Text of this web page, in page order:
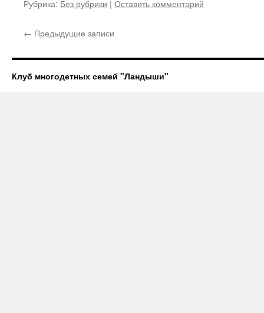
Рубрика: Без рубрики | Оставить комментарий
← Предыдущие записи
Клуб многодетных семей "Ландыши"